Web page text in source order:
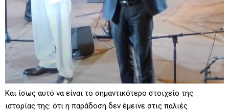
Και ίσως αυτό να είναι το σημαντικότερο στοιχείο της
ιστορίας της: ότι η παράδοση δεν έμεινε στις παλιές